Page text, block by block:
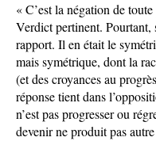
« C’est la négation de
Verdict pertinent. Pourtant,
rapport. Il en était le
mais symétrique, dont la
(et des croyances au
réponse tient dans
n’est pas progresser ou
devenir ne produit pas